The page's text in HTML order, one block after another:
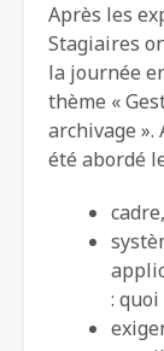
Après les
Stagiaires
la journée
thème «
archivage ».
été abordé
: